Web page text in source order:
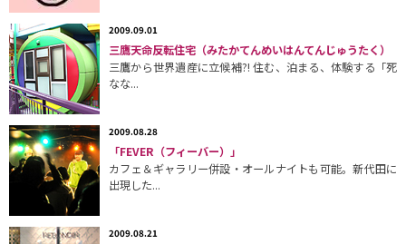
2009.09.01
三鷹天命反転住宅（みたかてんめいはんてんじゅうたく）
三鷹から世界遺産に立候補?! 住む、泊まる、体験する「死
なな...
2009.08.28
「FEVER（フィーバー）」
カフェ＆ギャラリー併設・オールナイトも可能。新代田に
出現した...
2009.08.21